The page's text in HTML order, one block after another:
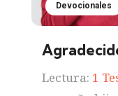
Devocionales
Lectura: 1